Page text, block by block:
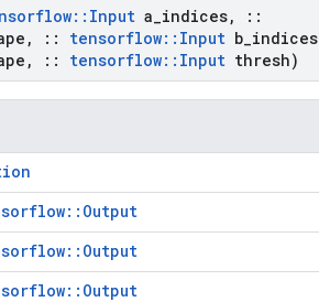
:: Input a indices,
::
, :: tensorflow:: Input b indices
, :: tensorflow:: Input thresh)